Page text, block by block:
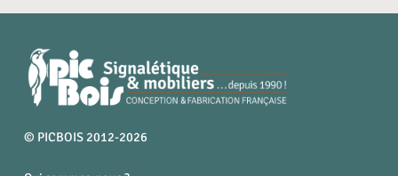
© PICBOIS 2012-2026